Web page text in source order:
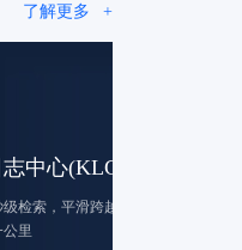
了解更多 +